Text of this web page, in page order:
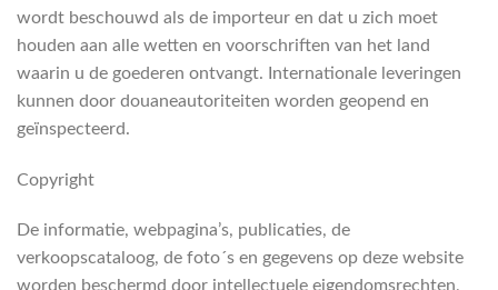
wordt beschouwd als de importeur en dat u zich moet
houden aan alle wetten en voorschriften van het land
waarin u de goederen ontvangt. Internationale leveringen
kunnen door douaneautoriteiten worden geopend en
geïnspecteerd.
Copyright
De informatie, webpagina’s, publicaties, de
verkoopscataloog, de foto´s en gegevens op deze website
worden beschermd door intellectuele eigendomsrechten,